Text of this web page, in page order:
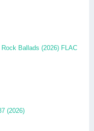
Ballads (2026) FLAC
(2026)